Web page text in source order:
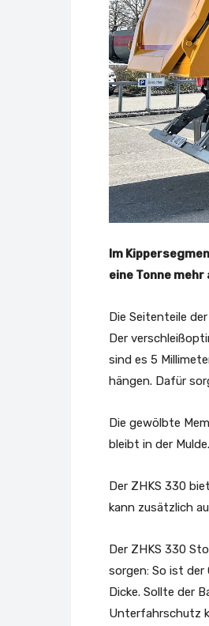
Im
eine Tonne
Die Seitenteile
Der
sind es 5
hängen. Dafür
Die gewölbte
bleibt in der Mulde.
Der ZHKS 330
kann zusätzlich
Der ZHKS 330
sorgen: So ist
Dicke. Sollte der
Unterfahrschutz